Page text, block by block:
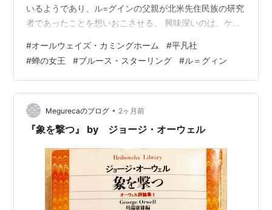
いるようであり、ル=グインの父親が北米先住民族の研究
者であったことを想いおこさせる。 興味深いのは、ケシ
の市」（City of Mind）にアクセスしているところだ。こ
の設定こそ作品を、北米先住民族のありようから着想し
た寓話ではなく、人類の未来を想像させるSFたらしめて
いる重要な点だと思う。 ケシュ族はこうした高度技術に
あまり頼らない抑制的な生活様式を維持しており、社会
構造も階層的・抑圧的でな…
#オールウェイズ・カミングホーム #平凡社
#蝉の女王 #ブルース・スターリング #ル＝グィン
Megurecaのブログ • 2ヶ月前
『象を撃つ』 by ジョージ・オーウェル